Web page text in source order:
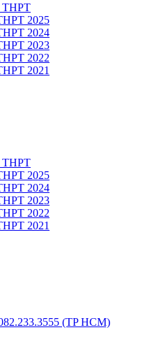
2025
2024
2023
2022
2021
2025
2024
2023
2022
2021
(TP HCM)